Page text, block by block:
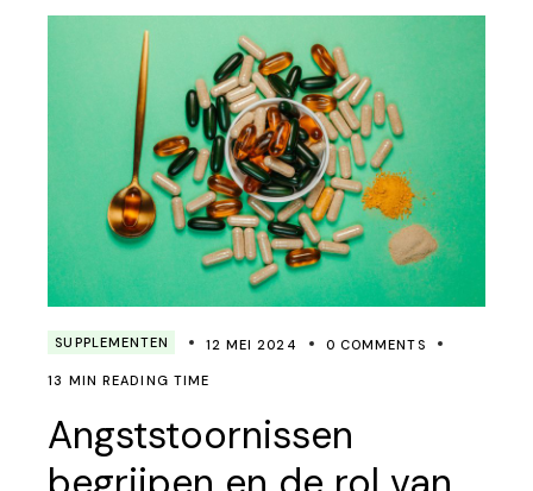
SUPPLEMENTEN 12 MEI 2024 0 COMMENTS
13 MIN READING TIME
Angststoornissen